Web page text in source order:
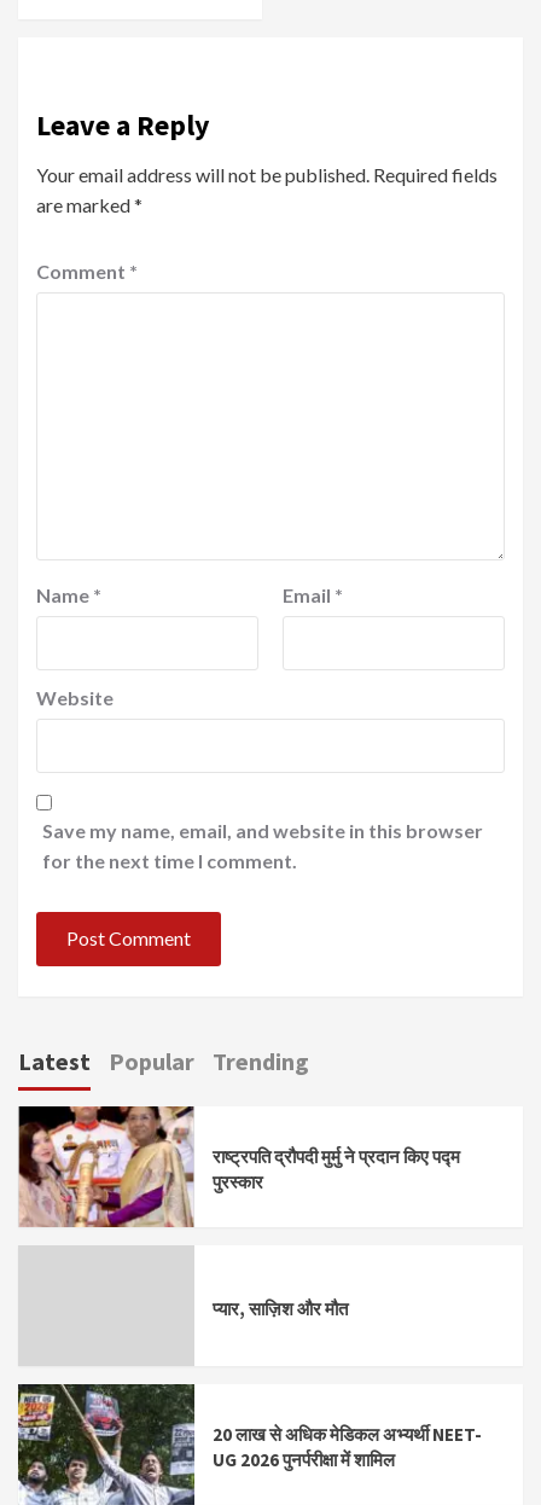
Leave a Reply
Your email address will not be published. Required fields
are marked*
Comment *
Name * Email *
Website
Save my name, email, and website in this browser
for the next time I comment.
Latest Popular Trending
राष्ट्रपति द्रौपदी मुर्मु ने प्रदान किए पद्म
पुरस्कार
प्यार, साज़िश और मौत
20 लाख से अधिक मेडिकल अभ्यर्थी NEET-
UG 2026 पुनर्परीक्षा में शामिल